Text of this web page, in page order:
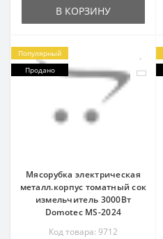
В КОРЗИНУ
Популярный
Продано
Мясорубка электрическая
металл.корпус томатный сок
измельчитель 3000Вт
Domotec MS-2024
Код товара: 9712